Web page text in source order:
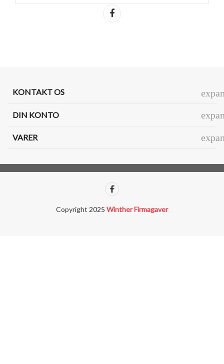
KONTAKT OS
DIN KONTO
VARER
Copyright 2025 Winther Firmagaver